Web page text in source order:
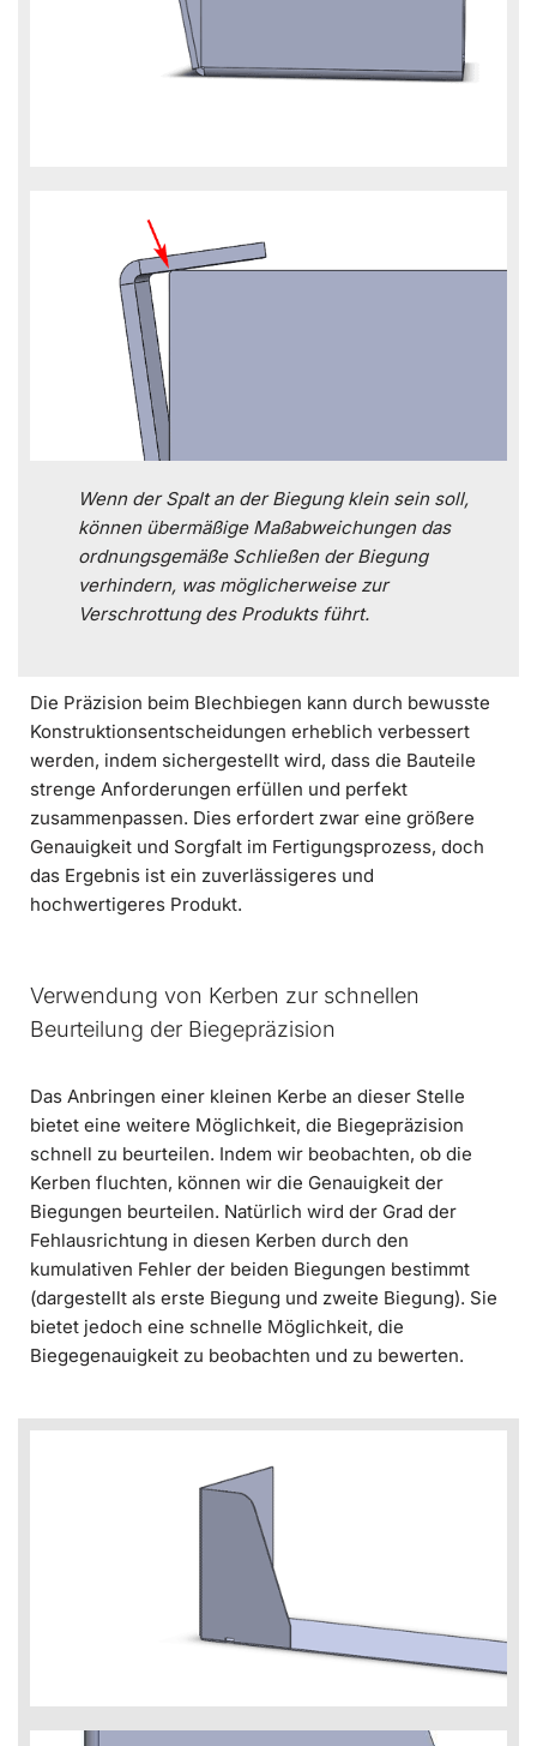
Wenn der Spalt an der Biegung klein sein soll,
können übermäßige Maßabweichungen das
ordnungsgemäße Schließen der Biegung
verhindern, was möglicherweise zur
Verschrottung des Produkts führt.
Die Präzision beim Blechbiegen kann durch bewusste
Konstruktionsentscheidungen erheblich verbessert
werden, indem sichergestellt wird, dass die Bauteile
strenge Anforderungen erfüllen und perfekt
zusammenpassen. Dies erfordert zwar eine größere
Genauigkeit und Sorgfalt im Fertigungsprozess, doch
das Ergebnis ist ein zuverlässigeres und
hochwertigeres Produkt.
Verwendung von Kerben zur schnellen
Beurteilung der Biegepräzision
Das Anbringen einer kleinen Kerbe an dieser Stelle
bietet eine weitere Möglichkeit, die Biegepräzision
schnell zu beurteilen. Indem wir beobachten, ob die
Kerben fluchten, können wir die Genauigkeit der
Biegungen beurteilen. Natürlich wird der Grad der
Fehlausrichtung in diesen Kerben durch den
kumulativen Fehler der beiden Biegungen bestimmt
(dargestellt als erste Biegung und zweite Biegung). Sie
bietet jedoch eine schnelle Möglichkeit, die
Biegegenauigkeit zu beobachten und zu bewerten.